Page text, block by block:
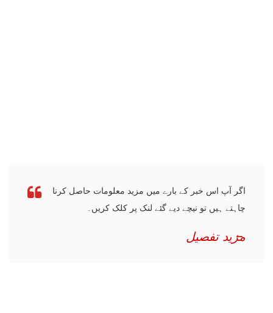
اگر آپ اس خبر کے بارے میں مزید معلومات حاصل کرنا
چاہتے ہیں تو نیچے دیے گئے لنک پر کلک کریں۔
مزید تفصیل